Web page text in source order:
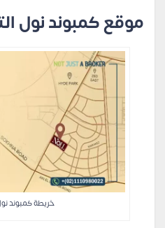
موقع كمبوند نول
خريطة كمبوند